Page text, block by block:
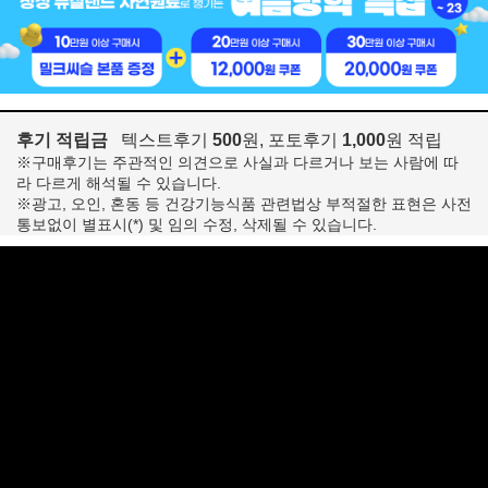
후기 적립금 텍스트후기 500원, 포토후기 1,000원 적립
※구매후기는 주관적인 의견으로 사실과 다르거나 보는 사람에 따
라 다르게 해석될 수 있습니다.
※광고, 오인, 혼동 등 건강기능식품 관련법상 부적절한 표현은 사전
통보없이 별표시(*) 및 임의 수정, 삭제될 수 있습니다.